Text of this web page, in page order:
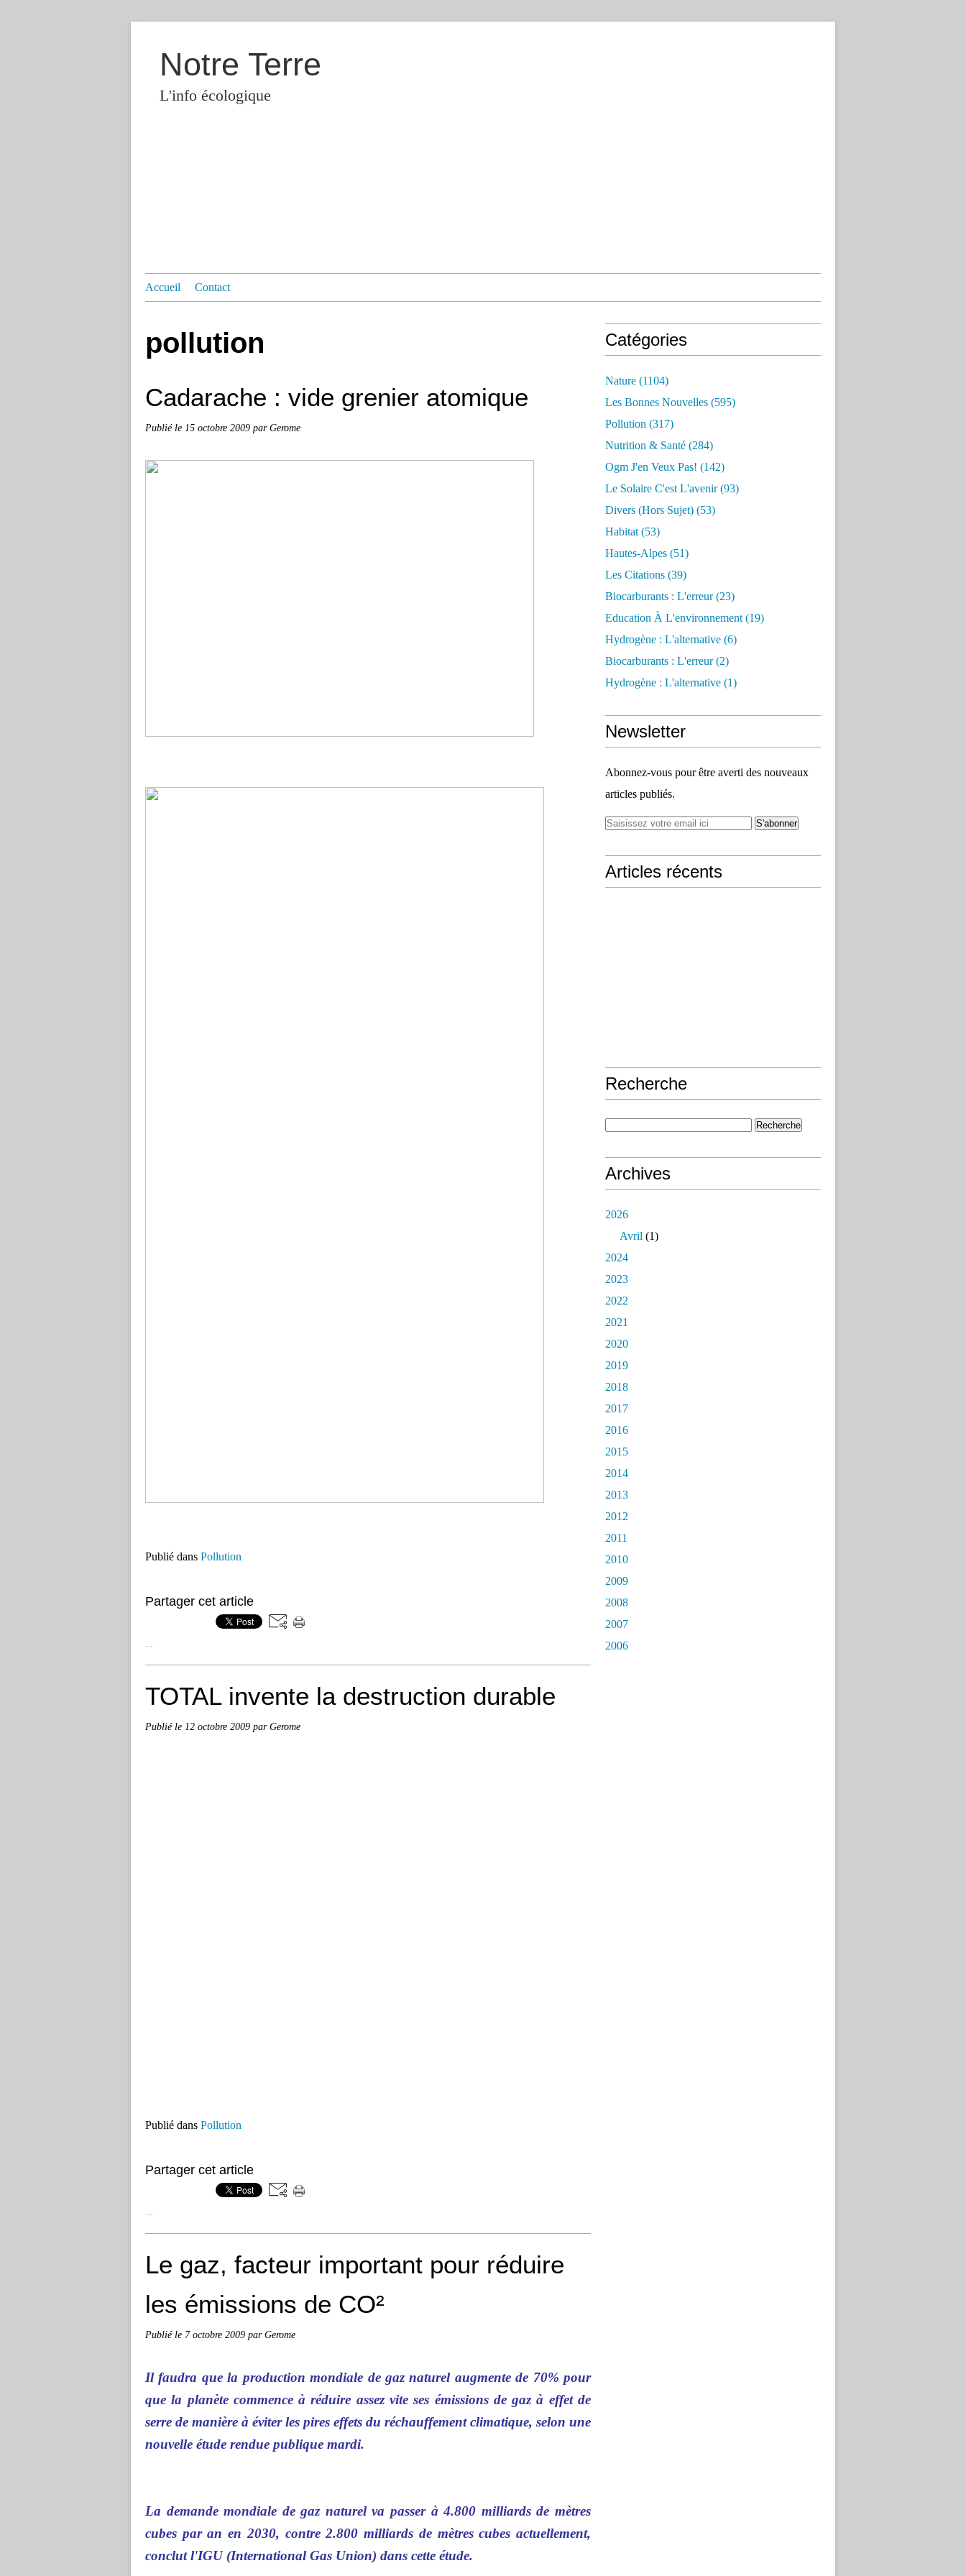
Notre Terre
L'info écologique
Accueil Contact
pollution
Cadarache : vide grenier atomique
Publié le 15 octobre 2009 par Gerome
Publié dans Pollution
Partager cet article
TOTAL invente la destruction durable
Publié le 12 octobre 2009 par Gerome
Publié dans Pollution
Partager cet article
Le gaz, facteur important pour réduire
les émissions de CO²
Publié le 7 octobre 2009 par Gerome
Il faudra que la production mondiale de gaz naturel augmente de 70% pour
que la planète commence à réduire assez vite ses émissions de gaz à effet de
serre de manière à éviter les pires effets du réchauffement climatique, selon une
nouvelle étude rendue publique mardi.
La demande mondiale de gaz naturel va passer à 4.800 milliards de mètres
cubes par an en 2030, contre 2.800 milliards de mètres cubes actuellement,
conclut l'IGU (International Gas Union) dans cette étude.
Catégories
Nature (1104)
Les Bonnes Nouvelles (595)
Pollution (317)
Nutrition & Santé (284)
Ogm J'en Veux Pas! (142)
Le Solaire C'est L'avenir(93)
Divers (hors Sujet) (53)
Habitat (53)
Hautes-Alpes (51)
Les Citations (39)
Biocarburants : L'erreur(23)
Education À L'environnement (19)
Hydrogène : L'alternative (6)
Biocarburants : L'erreur(2)
Hydrogène : L'alternative (1)
Newsletter
Abonnez-vous pour être averti des nouveaux
articles publiés.
Articles récents
Recherche
Archives
2026
Avril (1)
2024
2023
2022
2021
2020
2019
2018
2017
2016
2015
2014
2013
2012
2011
2010
2009
2008
2007
2006